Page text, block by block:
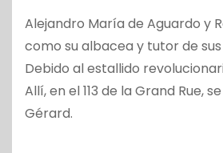
Alejandro María de Aguardo y
como su albacea y tutor de sus
Debido al estallido
Allí, en el 113 de la Grand
Gérard.